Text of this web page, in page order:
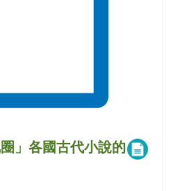
圈」各國古代小說的